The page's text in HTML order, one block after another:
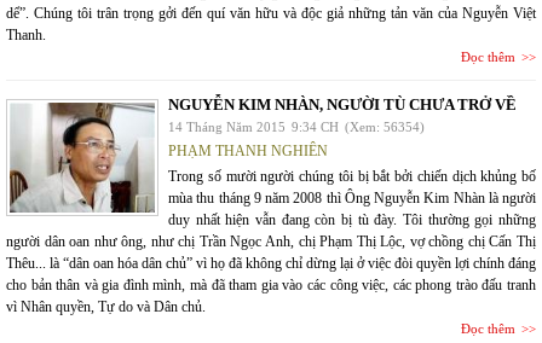
dể”. Chúng tôi trân trọng gởi đến quí văn hữu và độc giả những tản văn của Nguyễn Việt
Thanh.
Đọc thêm
NGUYỄN KIM NHÀN, NGƯỜI TÙ CHƯA TRỞ VỀ
14 Tháng Năm 2015 9:34 CH (Xem: 56354)
PHẠM THANH NGHIÊN
Trong số mười người chúng tôi bị bắt bởi chiến dịch khủng bố
mùa thu tháng 9 năm 2008 thì Ông Nguyễn Kim Nhàn là người
duy nhất hiện vẫn đang còn bị tù đày. Tôi thường gọi những
người dân oan như ông, như chị Trần Ngọc Anh, chị Phạm Thị Lộc, vợ chồng chị Cấn Thị
Thêu... là “dân oan hóa dân chủ” vì họ đã không chỉ dừng lại ở việc đòi quyền lợi chính đáng
cho bản thân và gia đình mình, mà đã tham gia vào các công việc, các phong trào đấu tranh
vì Nhân quyền, Tự do và Dân chủ.
Đọc thêm